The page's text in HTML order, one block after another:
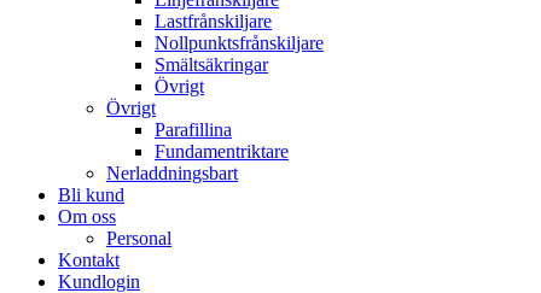
Lastfrånskiljare
Nollpunktsfrånskiljare
Smältsäkringar
Övrigt
Övrigt
Parafillina
Fundamentriktare
Nerladdningsbart
Bli kund
Om oss
Personal
Kontakt
Kundlogin